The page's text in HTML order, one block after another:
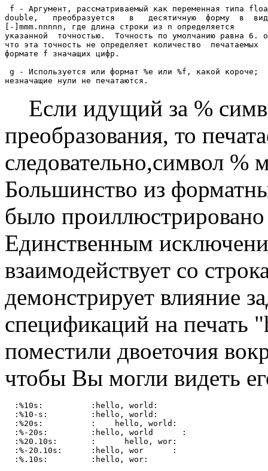
f - Аргумент, рассматриваемый как переменная типа
double,   преобразуется   в   десятичную  форму  в
[-]mmm.nnnnn, где длина строки из n определяется
указанной  точностью.  Точность по умолчанию равна 6.
что эта точность не определяет количество  печатаемых
формате f значащих цифр.
g - Используется или формат %е или %f, какой короче;
Если идущий за %
преобразования, то
следовательно,символ %
Большинство из
было
Единственным
взаимодействует со
демонстрирует влияние
спецификаций на
поместили двоеточия
чтобы Вы могли видеть
  :%10s:          :hello, world:
  :%10-s:         :hello, world:
  :%20s:          :    hello, world:
  :%-20s:         :hello, world      :
  :%20.10s:       :      hello, wor:
  :%-20.10s:      :hello, wor      :